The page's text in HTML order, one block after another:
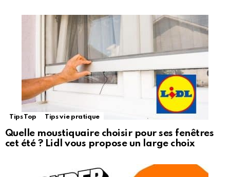
Tips Top Tips vie pratique
Quelle moustiquaire choisir pour ses fenêtres
cet été ? Lidl vous propose un large choix